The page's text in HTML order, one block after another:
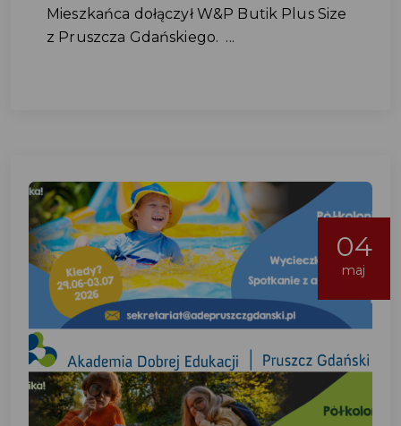
Mieszkańca dołączył W&P Butik Plus Size
z Pruszcza Gdańskiego. ...
04
maj